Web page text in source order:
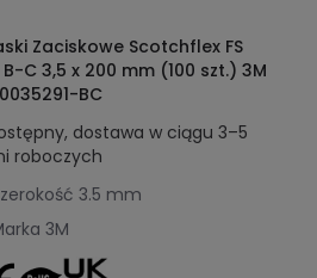
Zaciskowe Scotchflex FS
C 3,5 x 200 mm (100 szt.) 3M
BC
dostawa w ciągu 3–5
roboczych
3.5 mm
3M